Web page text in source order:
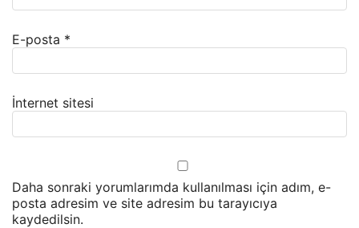
E-posta *
İnternet sitesi
Daha sonraki yorumlarımda kullanılması için adım, e-
posta adresim ve site adresim bu tarayıcıya
kaydedilsin.